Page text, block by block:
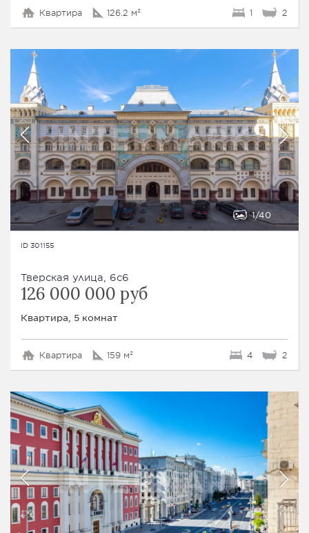
Квартира 126.2 м² 1 2
1 40
ID 301155
Тверская улица, 6с6
126 000 000 руб
Квартира, 5 комнат
Квартира 159 м² 4 2